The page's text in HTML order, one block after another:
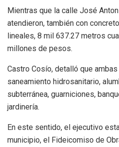
Mientras que la calle José
atendieron, también con
lineales, 8 mil 637.27 metros
millones de pesos.
Castro Cosío, detalló que
saneamiento hidrosanitario,
subterránea, guarniciones,
jardinería.
En este sentido, el ejecutivo
municipio, el Fideicomiso de